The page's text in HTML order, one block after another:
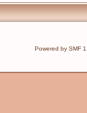
Powered by SMF